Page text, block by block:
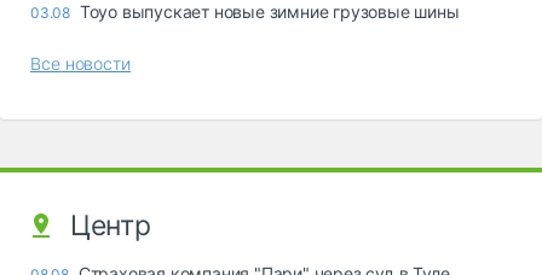
03.08 Toyo выпускает новые зимние грузовые шины
Все новости
Центр